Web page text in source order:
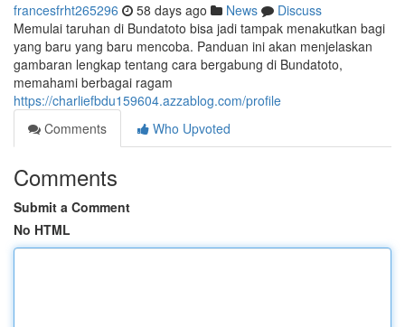
francesfrht265296 58 days ago News
Discuss
Memulai taruhan di Bundatoto bisa jadi tampak menakutkan bagi
yang baru yang baru mencoba. Panduan ini akan menjelaskan
gambaran lengkap tentang cara bergabung di Bundatoto,
memahami berbagai ragam
https://charliefbdu159604.azzablog.com/profile
Comments
Who Upvoted
Comments
Submit a Comment
No HTML